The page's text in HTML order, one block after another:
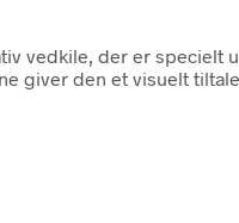
vedkile, der er specielt
giver den et visuelt